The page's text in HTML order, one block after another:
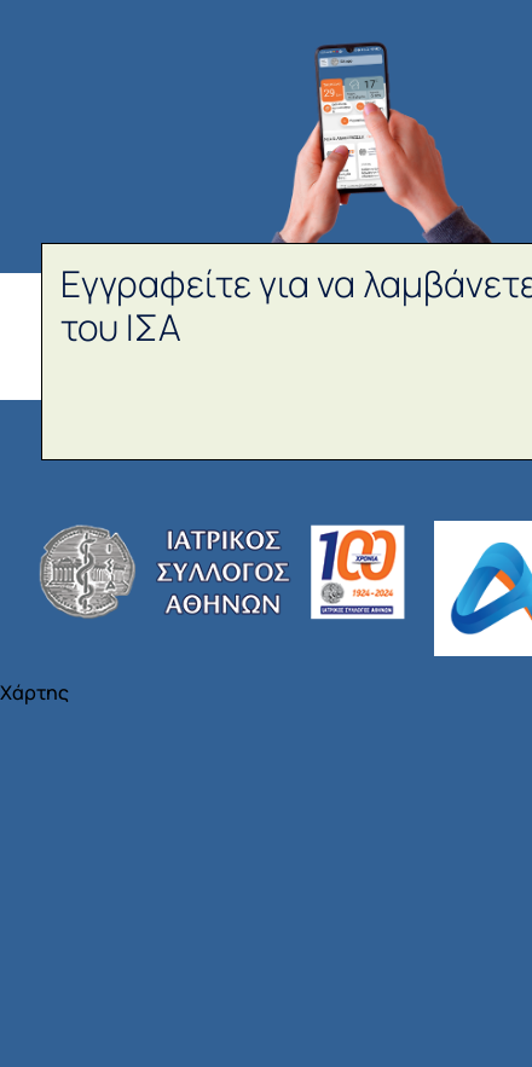
Εγγραφείτε για να
του ΙΣΑ
Χάρτης